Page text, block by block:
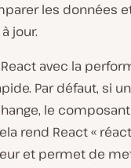
les données
jour.
React avec la
Par défaut, si
le
rend React «
et permet de